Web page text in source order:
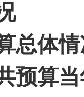
总体
预算